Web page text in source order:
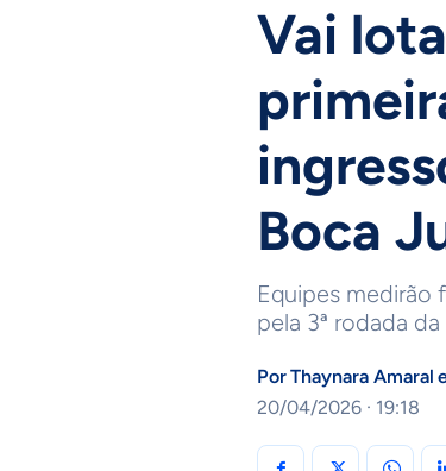
Vai
Boca
Equipes medirão
pela 3ª rodada
PorThaynara Amaral
20/04/2026 · 19:18